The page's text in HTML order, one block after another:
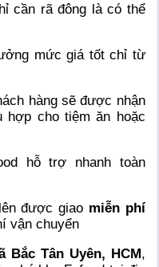
cần rã đông là có thể
mức giá tốt chỉ từ
hàng sẽ được nhận
hợp cho tiệm ăn hoặc
hỗ trợ nhanh toàn
được giao miễn phí
vận chuyển
Tân Uyên, HCM,